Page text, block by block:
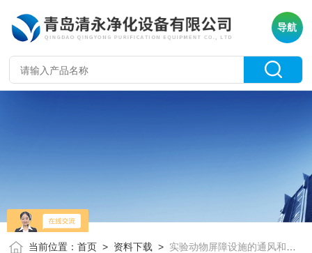
导航
当前位置：首页 > 资料下载 > 实验动物屏障设施的通风和空气净化要点